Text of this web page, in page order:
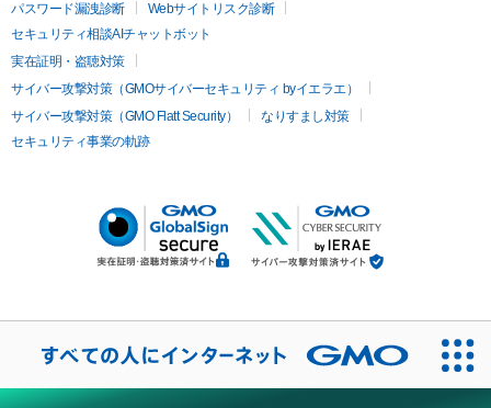
パスワード漏洩診断
Webサイトリスク診断
セキュリティ相談AIチャットボット
実在証明・盗聴対策
サイバー攻撃対策（GMOサイバーセキュリティ byイエラエ）
サイバー攻撃対策（GMO Flatt Security）
なりすまし対策
セキュリティ事業の軌跡